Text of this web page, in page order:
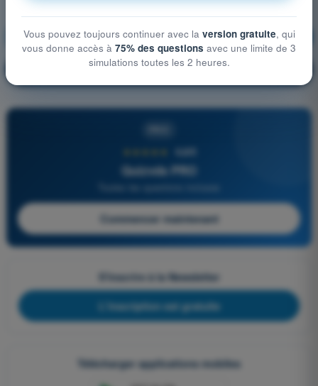
Préparation et suivi du vol S'entraîner !
Explication de la question
4,6/5
Quizvds PRO
Commencer maintenant
S'inscrire à la Newsletter
L'inscription est gratuite
Télécharger applications mobiles
Vous pouvez toujours continuer avec la version gratuite, qui
vous donne accès à 75% des questions avec une limite de 3
simulations toutes les 2 heures.